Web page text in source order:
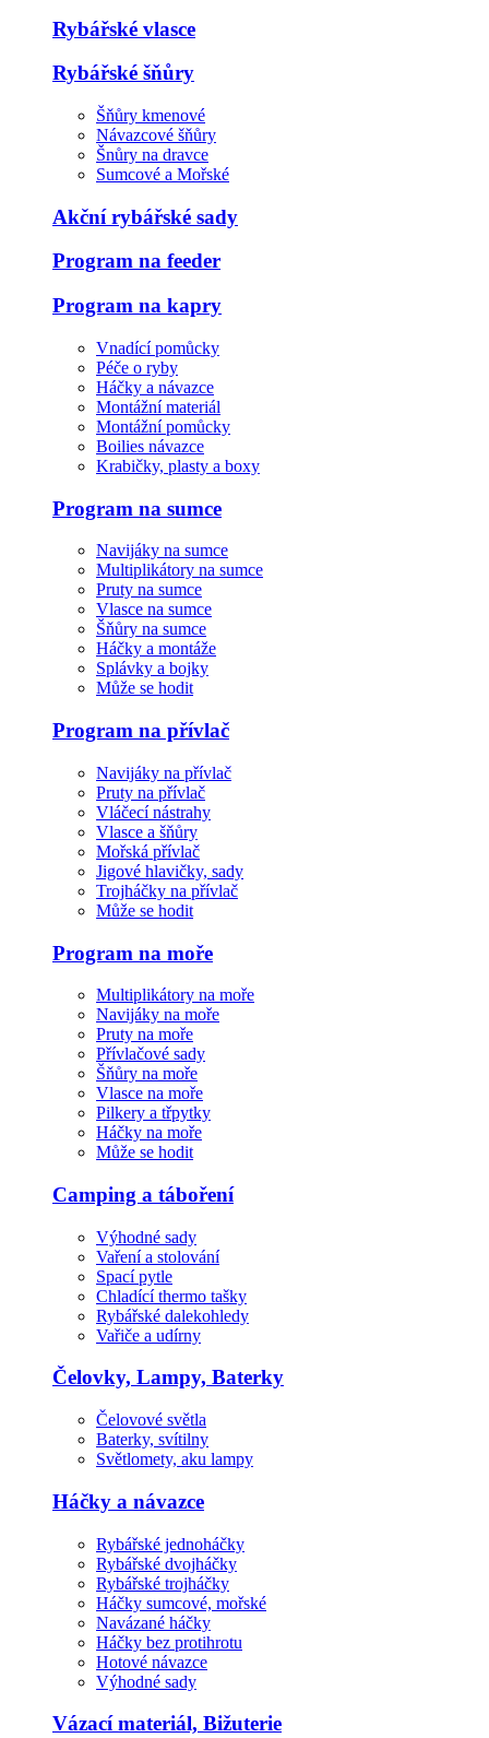
Rybářské vlasce
Rybářské šňůry
Šňůry kmenové
Návazcové šňůry
Šnůry na dravce
Sumcové a Mořské
Akční rybářské sady
Program na feeder
Program na kapry
Vnadící pomůcky
Péče o ryby
Háčky a návazce
Montážní materiál
Montážní pomůcky
Boilies návazce
Krabičky, plasty a boxy
Program na sumce
Navijáky na sumce
Multiplikátory na sumce
Pruty na sumce
Vlasce na sumce
Šňůry na sumce
Háčky a montáže
Splávky a bojky
Může se hodit
Program na přívlač
Navijáky na přívlač
Pruty na přívlač
Vláčecí nástrahy
Vlasce a šňůry
Mořská přívlač
Jigové hlavičky, sady
Trojháčky na přívlač
Může se hodit
Program na moře
Multiplikátory na moře
Navijáky na moře
Pruty na moře
Přívlačové sady
Šňůry na moře
Vlasce na moře
Pilkery a třpytky
Háčky na moře
Může se hodit
Camping a táboření
Výhodné sady
Vaření a stolování
Spací pytle
Chladící thermo tašky
Rybářské dalekohledy
Vařiče a udírny
Čelovky, Lampy, Baterky
Čelovové světla
Baterky, svítilny
Světlomety, aku lampy
Háčky a návazce
Rybářské jednoháčky
Rybářské dvojháčky
Rybářské trojháčky
Háčky sumcové, mořské
Navázané háčky
Háčky bez protihrotu
Hotové návazce
Výhodné sady
Vázací materiál, Bižuterie